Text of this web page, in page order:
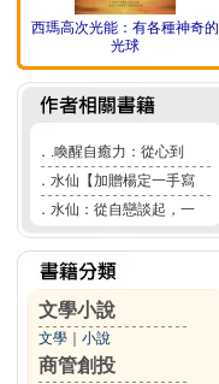
西瑪高次光能：有各種神奇的
光球
． .喚醒自癒力：從心到
． 水仙【加贈楊定一手寫
． 水仙：從自戀談起，一
文學小說
文學 小說
商管創投